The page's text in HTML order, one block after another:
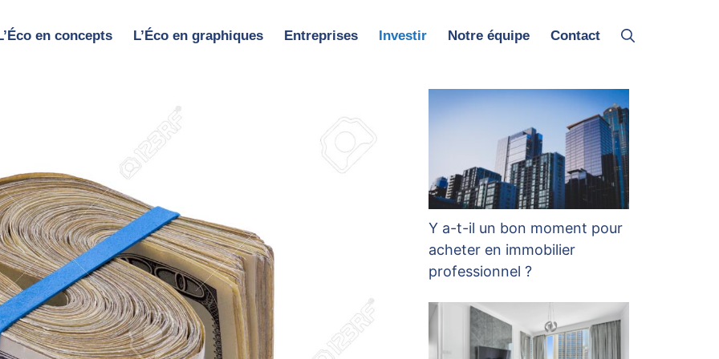
en concepts L’Éco en graphiques Entreprises Investir Notre équipe Contact
Y a-t-il un bon moment pour
acheter en immobilier
professionnel ?